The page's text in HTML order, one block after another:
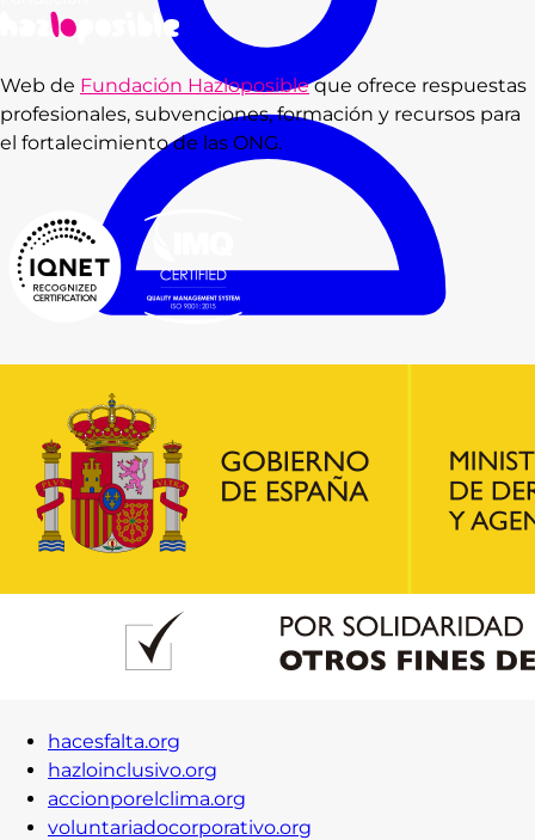
Consultas
Subvenciones
Recursos
Formación
Blog
Contacto
Iniciar Sesión
Web de Fundación Hazloposible que ofrece respuestas
profesionales, subvenciones, formación y recursos para
el fortalecimiento de las ONG.
hacesfalta.org
hazloinclusivo.org
accionporelclima.org
voluntariadocorporativo.org